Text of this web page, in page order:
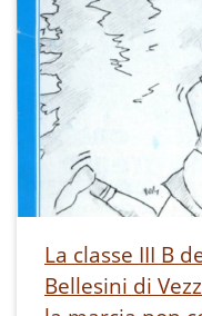
La classe III B
Bellesini di